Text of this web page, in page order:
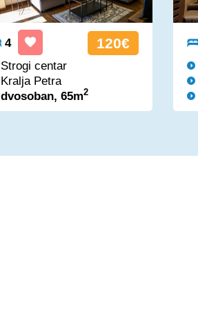
4 120€
Strogi centar
Kralja Petra
dvosoban, 65m2